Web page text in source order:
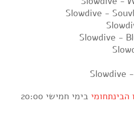
Slowdive -
Slowdive -
Slowdive
הבינתחומי בימי חמישי 20:00